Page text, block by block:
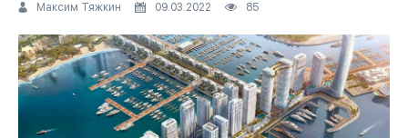
Максим Тяжкин 09.03.2022 85